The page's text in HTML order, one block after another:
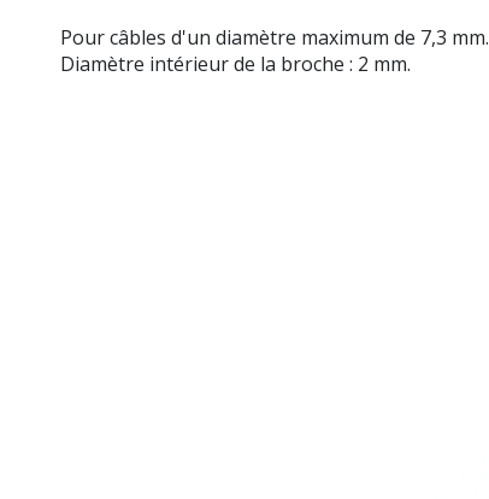
Pour câbles d'un diamètre maximum de 7,3 mm.
Diamètre intérieur de la broche : 2 mm.